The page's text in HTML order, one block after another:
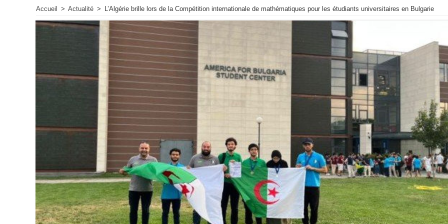
Accueil > Actualité > L’Algérie brille lors de la Compétition internationale de mathématiques pour les étudiants universitaires en Bulgarie